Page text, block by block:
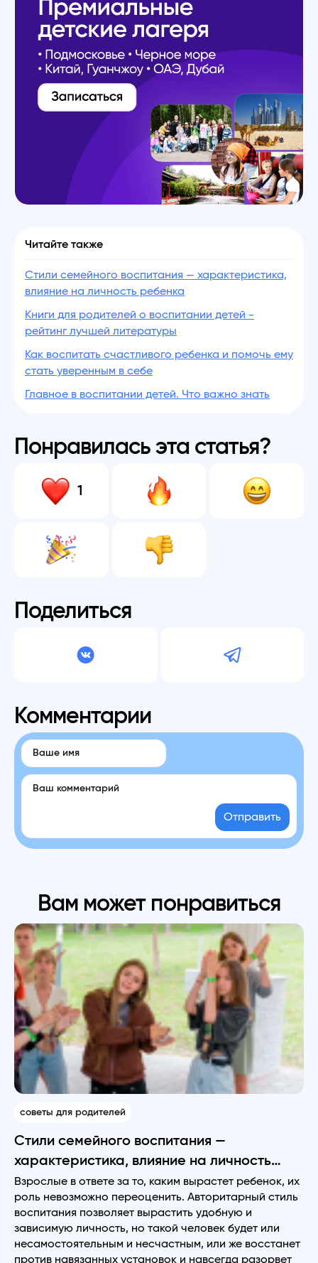
Читайте также
Стили семейного воспитания — характеристика,
влияние на личность ребенка
Книги для родителей о воспитании детей -
рейтинг лучшей литературы
Как воспитать счастливого ребенка и помочь ему
стать уверенным в себе
Главное в воспитании детей. Что важно знать
Понравилась эта статья?
1
Поделиться
Комментарии
Отправить
Вам может понравиться
советы для родителей
Стили семейного воспитания —
характеристика, влияние на личность
ребенка
Взрослые в ответе за то, каким вырастет ребенок, их
роль невозможно переоценить. Авторитарный стиль
воспитания позволяет вырастить удобную и
зависимую личность, но такой человек будет или
несамостоятельным и несчастным, или же восстанет
против навязанных установок и навсегда разорвет